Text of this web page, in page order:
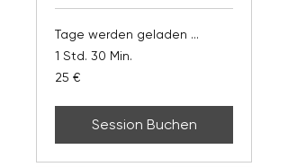
Tage werden geladen ...
1 Std. 30 Min.
25
Euro
25 €
Session Buchen